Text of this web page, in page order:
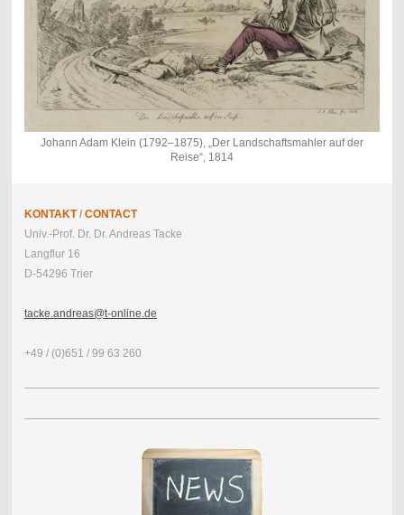
Johann Adam Klein (1792–1875), „Der Landschaftsmahler auf der
Reise“, 1814
KONTAKT/ CONTACT
Univ.-Prof. Dr. Dr. Andreas Tacke
Langflur 16
D-54296 Trier
tacke.andreas@t-online.de
+49 / (0)651 / 99 63 260